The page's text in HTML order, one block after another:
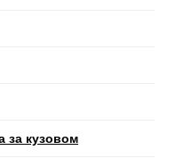
за кузовом